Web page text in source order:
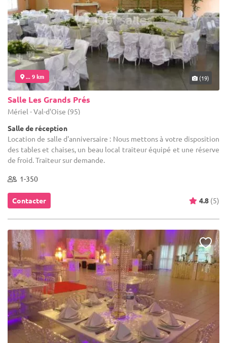
... 9 km (19)
Salle Les Grands Prés
Mériel - Val-d'Oise (95)
Salle de réception
Location de salle d'anniversaire : Nous mettons à votre disposition
des tables et chaises, un beau local traiteur équipé et une réserve
de froid. Traiteur sur demande.
1-350
Contacter 4.8 (5)